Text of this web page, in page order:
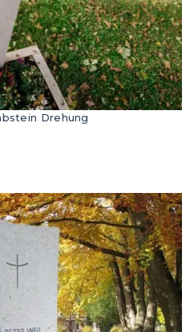
Drehung